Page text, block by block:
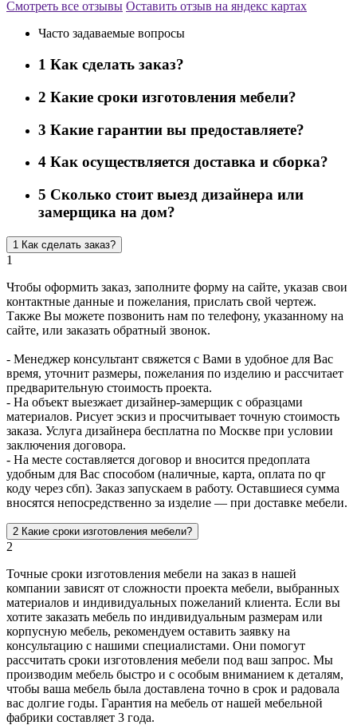
Смотреть все отзывы Оставить отзыв на яндекс картах
Часто задаваемые вопросы
1 Как сделать заказ?
2 Какие сроки изготовления мебели?
3 Какие гарантии вы предоставляете?
4 Как осуществляется доставка и сборка?
5 Сколько стоит выезд дизайнера или
замерщика на дом?
1 Как сделать заказ?
1
Чтобы оформить заказ, заполните форму на сайте, указав свои
контактные данные и пожелания, прислать свой чертеж.
Также Вы можете позвонить нам по телефону, указанному на
сайте, или заказать обратный звонок.
- Менеджер консультант свяжется с Вами в удобное для Вас
время, уточнит размеры, пожелания по изделию и рассчитает
предварительную стоимость проекта.
- На объект выезжает дизайнер-замерщик с образцами
материалов. Рисует эскиз и просчитывает точную стоимость
заказа. Услуга дизайнера бесплатна по Москве при условии
заключения договора.
- На месте составляется договор и вносится предоплата
удобным для Вас способом (наличные, карта, оплата по qr
коду через сбп). Заказ запускаем в работу. Оставшиеся сумма
вносятся непосредственно за изделие — при доставке мебели.
2 Какие сроки изготовления мебели?
2
Точные сроки изготовления мебели на заказ в нашей
компании зависят от сложности проекта мебели, выбранных
материалов и индивидуальных пожеланий клиента. Если вы
хотите заказать мебель по индивидуальным размерам или
корпусную мебель, рекомендуем оставить заявку на
консультацию с нашими специалистами. Они помогут
рассчитать сроки изготовления мебели под ваш запрос. Мы
производим мебель быстро и с особым вниманием к деталям,
чтобы ваша мебель была доставлена точно в срок и радовала
вас долгие годы. Гарантия на мебель от нашей мебельной
фабрики составляет 3 года.